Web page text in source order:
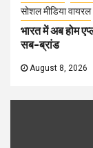
सोशल मीडिया वायरल
भारत में अब होम
सब-ब्रांड
August 8, 2026